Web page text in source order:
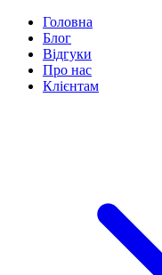
Головна
Блог
Відгуки
Про нас
Клієнтам